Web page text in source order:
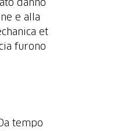
e alla
et
furono
tempo